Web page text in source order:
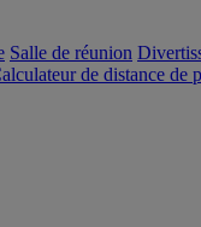
Salle de réunion
de distance de